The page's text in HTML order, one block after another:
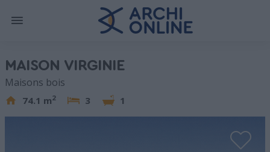
MAISON VIRGINIE
Maisons bois
74.1 m2 3 1